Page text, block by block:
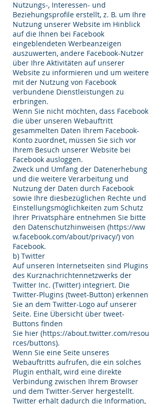
Nutzungs-, Interessen- und
Beziehungsprofile erstellt, z. B. um Ihre
Nutzung unserer Website im Hinblick
auf die Ihnen bei Facebook
eingeblendeten Werbeanzeigen
auszuwerten, andere Facebook-Nutzer
über Ihre Aktivitäten auf unserer
Website zu informieren und um weitere
mit der Nutzung von Facebook
verbundene Dienstleistungen zu
erbringen.
Wenn Sie nicht möchten, dass Facebook
die über unseren Webauftritt
gesammelten Daten Ihrem Facebook-
Konto zuordnet, müssen Sie sich vor
Ihrem Besuch unserer Website bei
Facebook ausloggen.
Zweck und Umfang der Datenerhebung
und die weitere Verarbeitung und
Nutzung der Daten durch Facebook
sowie Ihre diesbezüglichen Rechte und
Einstellungsmöglichkeiten zum Schutz
Ihrer Privatsphäre entnehmen Sie bitte
den Datenschutzhinweisen (https://ww
w.facebook.com/about/privacy/) von
Facebook.
b) Twitter
Auf unseren Internetseiten sind Plugins
des Kurznachrichtennetzwerks der
Twitter Inc. (Twitter) integriert. Die
Twitter-Plugins (tweet-Button) erkennen
Sie an dem Twitter-Logo auf unserer
Seite. Eine Übersicht über tweet-
Buttons finden
Sie hier (https://about.twitter.com/resou
rces/buttons).
Wenn Sie eine Seite unseres
Webauftritts aufrufen, die ein solches
Plugin enthält, wird eine direkte
Verbindung zwischen Ihrem Browser
und dem Twitter-Server hergestellt.
Twitter erhält dadurch die Information,